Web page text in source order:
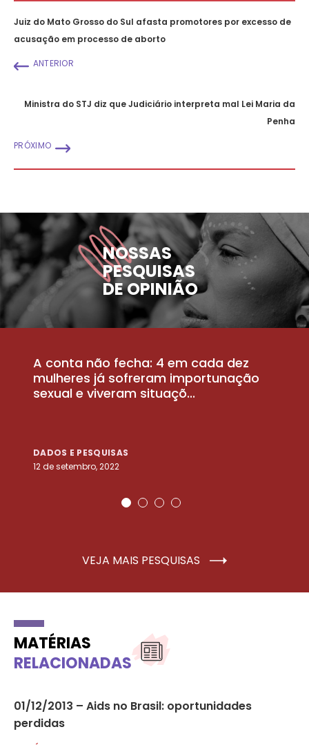
Juiz do Mato Grosso do Sul afasta promotores por excesso de
acusação em processo de aborto
ANTERIOR
Ministra do STJ diz que Judiciário interpreta mal Lei Maria da
Penha
PRÓXIMO
NOSSAS
PESQUISAS
DE OPINIÃO
A conta não fecha: 4 em cada dez
mulheres já sofreram importunação
sexual e viveram situaçõ...
DADOS E PESQUISAS
12 de setembro, 2022
VEJA MAIS PESQUISAS
MATÉRIAS
RELACIONADAS
01/12/2013 – Aids no Brasil: oportunidades
perdidas